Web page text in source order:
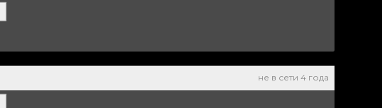
не в сети 4 года